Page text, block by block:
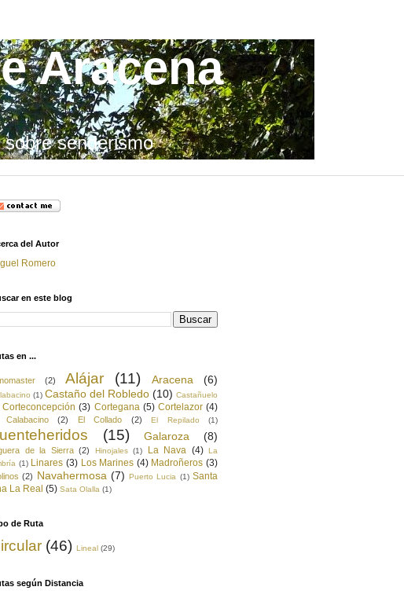
Aracena
senderismo
del Autor
Romero
en este blog
en ...
(2) Alájar (11) Aracena (6)
(1) Castaño del Robledo (10) Castañuelo
Corteconcepción (3) Cortegana (5) Cortelazor (4)
Calabacino (2) El Collado (2) El Repilado (1)
(15) Galaroza (8)
de la Sierra (2) Hinojales (1) La Nava (4) La
(1) Linares (3) Los Marines (4) Madroñeros (3)
(2) Navahermosa (7) Puerto Lucia (1) Santa
La Real (5) Sata Olalla (1)
de Ruta
(46) Lineal (29)
según Distancia